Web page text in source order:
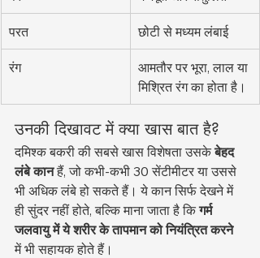
परत छोटी से मध्यम लंबाई
रंग
आमतौर पर भूरा, लाल या
मिश्रित रंग का होता है।
उनकी दिखावट में क्या खास बात है?
दमिश्क बकरी की सबसे खास विशेषता उसके बेहद
लंबे कान हैं, जो कभी-कभी 30 सेंटीमीटर या उससे
भी अधिक लंबे हो सकते हैं। ये कान सिर्फ देखने में
ही सुंदर नहीं होते, बल्कि माना जाता है कि गर्म
जलवायु में ये शरीर के तापमान को नियंत्रित करने
में भी सहायक होते हैं।